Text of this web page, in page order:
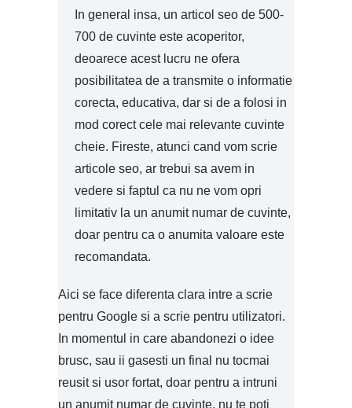
In general insa, un articol seo de 500-
700 de cuvinte este acoperitor,
deoarece acest lucru ne ofera
posibilitatea de a transmite o informatie
corecta, educativa, dar si de a folosi in
mod corect cele mai relevante cuvinte
cheie. Fireste, atunci cand vom scrie
articole seo, ar trebui sa avem in
vedere si faptul ca nu ne vom opri
limitativ la un anumit numar de cuvinte,
doar pentru ca o anumita valoare este
recomandata.
Aici se face diferenta clara intre a scrie
pentru Google si a scrie pentru utilizatori.
In momentul in care abandonezi o idee
brusc, sau ii gasesti un final nu tocmai
reusit si usor fortat, doar pentru a intruni
un anumit numar de cuvinte, nu te poti